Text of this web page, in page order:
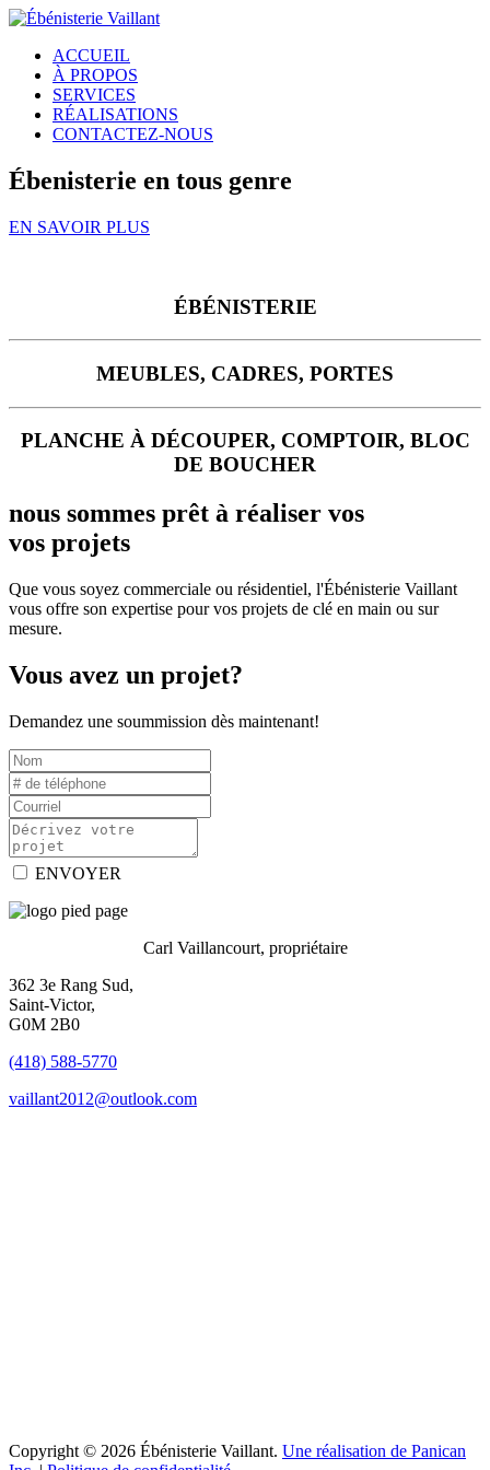
ACCUEIL
À PROPOS
SERVICES
RÉALISATIONS
CONTACTEZ-NOUS
Ébenisterie en tous genre
EN SAVOIR PLUS
ÉBÉNISTERIE
MEUBLES, CADRES, PORTES
PLANCHE À DÉCOUPER, COMPTOIR, BLOC
DE BOUCHER
nous sommes prêt à réaliser vos
vos projets
Que vous soyez commerciale ou résidentiel, l'Ébénisterie Vaillant
vous offre son expertise pour vos projets de clé en main ou sur
mesure.
Vous avez un projet?
Demandez une soummission dès maintenant!
ENVOYER
Carl Vaillancourt, propriétaire
362 3e Rang Sud,
Saint-Victor,
G0M 2B0
(418) 588-5770
vaillant2012@outlook.com
Copyright © 2026 Ébénisterie Vaillant. Une réalisation de Panican